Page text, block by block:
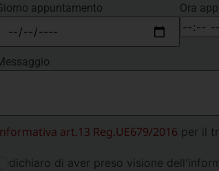
appuntamento Ora
art.13 Reg.UE679/2016 per il
dichiaro di aver preso visione